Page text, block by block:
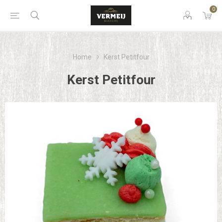
0
Home Kerst Petitfour
Kerst Petitfour